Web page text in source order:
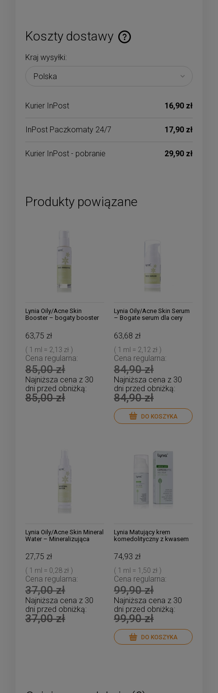
Koszty dostawy
Cena nie zawiera ewentualnych kosztów płatności
Kraj wysyłki:
Kurier InPost 16,90 zł
InPost Paczkomaty 24/7 17,90 zł
Kurier InPost - pobranie 29,90 zł
Produkty powiązane
Lynia Oily/Acne Skin
Booster – bogaty booster
z kwasem szikimowym i
azeloglicyną
63,75 zł
( 1 ml = 2,13 zł )
Cena regularna:
85,00 zł
Najniższa cena z 30
dni przed obniżką:
85,00 zł
Lynia Oily/Acne Skin Serum
– Bogate serum dla cery
kwasem szikimowym i
azeloglicyną
63,68 zł
( 1 ml = 2,12 zł )
Cena regularna:
84,90 zł
Najniższa cena z 30
dni przed obniżką:
84,90 zł
DO KOSZYKA
Lynia Oily/Acne Skin Mineral
Water – Mineralizująca
tłustej i trądzikowej z
kwasem szikimowym
27,75 zł
( 1 ml = 0,28 zł )
Cena regularna:
37,00 zł
Najniższa cena z 30
dni przed obniżką:
37,00 zł
Lynia Matujący krem
komedolityczny z kwasem
pudrem bambusowym
74,93 zł
( 1 ml = 1,50 zł )
Cena regularna:
99,90 zł
Najniższa cena z 30
dni przed obniżką:
99,90 zł
DO KOSZYKA